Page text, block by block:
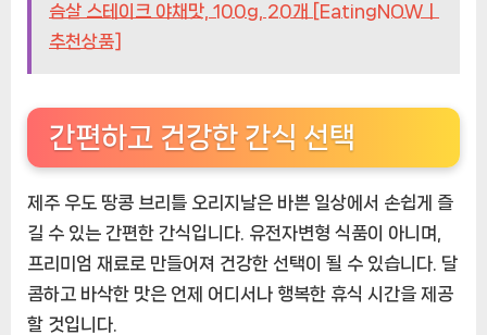
슴살 스테이크 야채맛, 100g, 20개 [EatingNOWㅣ
추천상품]
간편하고 건강한 간식 선택
제주 우도 땅콩 브리틀 오리지날은 바쁜 일상에서 손쉽게 즐
길 수 있는 간편한 간식입니다. 유전자변형 식품이 아니며,
프리미엄 재료로 만들어져 건강한 선택이 될 수 있습니다. 달
콤하고 바삭한 맛은 언제 어디서나 행복한 휴식 시간을 제공
할 것입니다.